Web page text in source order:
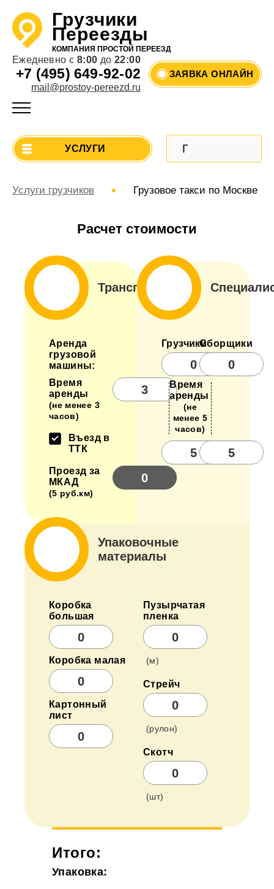
Грузчики
Переезды
КОМПАНИЯ ПРОСТОЙ ПЕРЕЕЗД
Ежедневно с 8:00 до22:00
+7 (495) 649-92-02
mail@prostoy-pereezd.ru
ЗАЯВКА ОНЛАЙН
УСЛУГИ
Услуги грузчиков Грузовое такси по Москве
Расчет стоимости
Транспорт
Аренда
грузовой
машины:
Время
аренды
(не менее 3
часов)
Въезд в
ТТК
Проезд за
МКАД
(5 руб.км)
ГрузчикиСборщики
Время
аренды
(не
менее 5
часов)
Упаковочные
материалы
Коробка
большая
Коробка малая
Картонный
лист
Пузырчатая
пленка
(м)
Стрейч
(рулон)
Скотч
(шт)
Итого:
Упаковка: